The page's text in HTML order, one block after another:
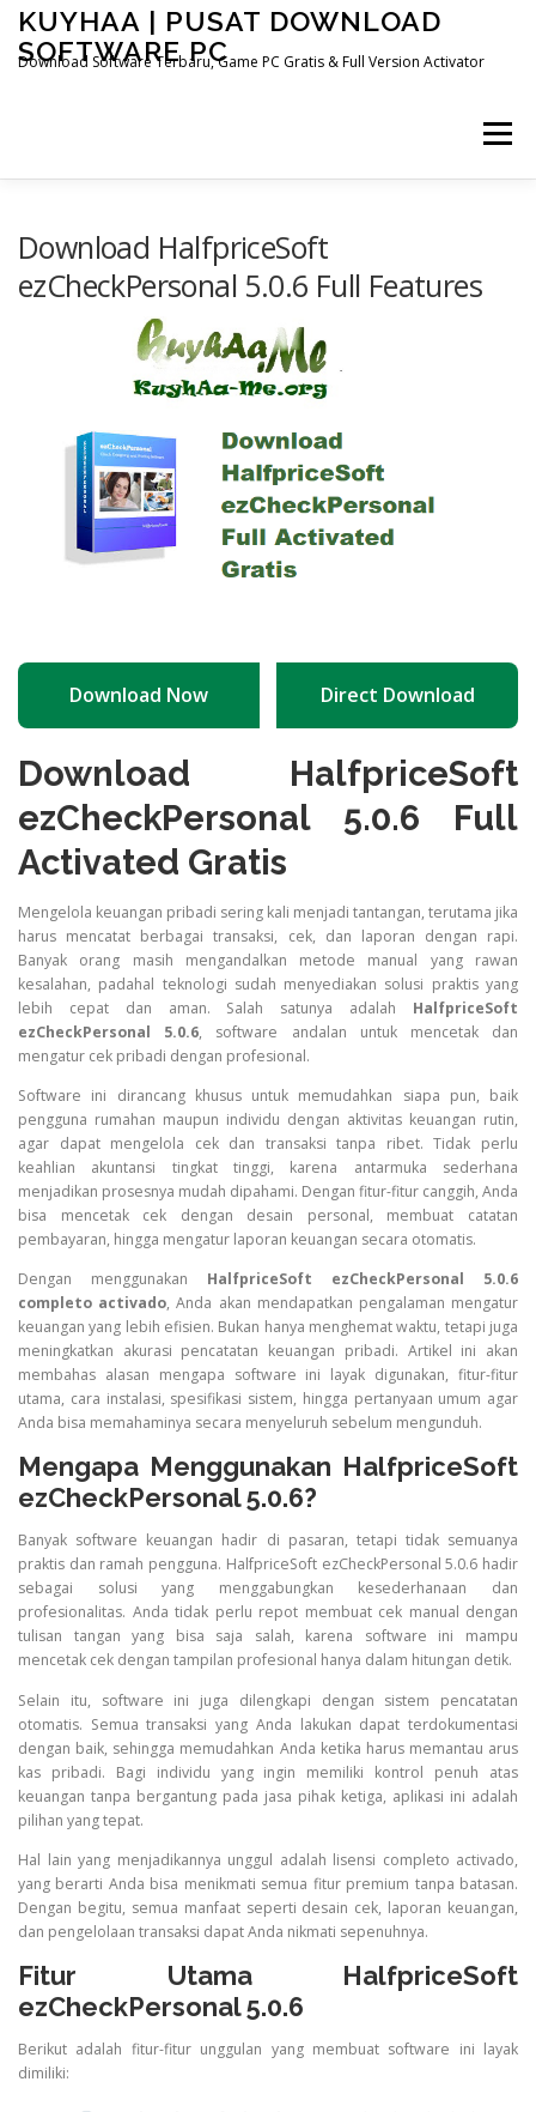
Skip
content
KUYHAA | PUSAT DOWNLOAD
SOFTWARE PC
Download Software Terbaru, Game PC Gratis & Full Version Activator
Menu
OTHER PAGES
Download HalfpriceSoft
ezCheckPersonal 5.0.6 Full Features
Download Now Direct Download
Download HalfpriceSoft
ezCheckPersonal 5.0.6 Full
Activated Gratis
Mengelola keuangan pribadi sering kali menjadi tantangan, terutama jika
harus mencatat berbagai transaksi, cek, dan laporan dengan rapi.
Banyak orang masih mengandalkan metode manual yang rawan
kesalahan, padahal teknologi sudah menyediakan solusi praktis yang
lebih cepat dan aman. Salah satunya adalah HalfpriceSoft
ezCheckPersonal 5.0.6, software andalan untuk mencetak dan
mengatur cek pribadi dengan profesional.
Software ini dirancang khusus untuk memudahkan siapa pun, baik
pengguna rumahan maupun individu dengan aktivitas keuangan rutin,
agar dapat mengelola cek dan transaksi tanpa ribet. Tidak perlu
keahlian akuntansi tingkat tinggi, karena antarmuka sederhana
menjadikan prosesnya mudah dipahami. Dengan fitur-fitur canggih, Anda
bisa mencetak cek dengan desain personal, membuat catatan
pembayaran, hingga mengatur laporan keuangan secara otomatis.
Dengan menggunakan HalfpriceSoft ezCheckPersonal 5.0.6
completo activado, Anda akan mendapatkan pengalaman mengatur
keuangan yang lebih efisien. Bukan hanya menghemat waktu, tetapi juga
meningkatkan akurasi pencatatan keuangan pribadi. Artikel ini akan
membahas alasan mengapa software ini layak digunakan, fitur-fitur
utama, cara instalasi, spesifikasi sistem, hingga pertanyaan umum agar
Anda bisa memahaminya secara menyeluruh sebelum mengunduh.
Mengapa Menggunakan HalfpriceSoft
ezCheckPersonal 5.0.6?
Banyak software keuangan hadir di pasaran, tetapi tidak semuanya
praktis dan ramah pengguna. HalfpriceSoft ezCheckPersonal 5.0.6 hadir
sebagai solusi yang menggabungkan kesederhanaan dan
profesionalitas. Anda tidak perlu repot membuat cek manual dengan
tulisan tangan yang bisa saja salah, karena software ini mampu
mencetak cek dengan tampilan profesional hanya dalam hitungan detik.
Selain itu, software ini juga dilengkapi dengan sistem pencatatan
otomatis. Semua transaksi yang Anda lakukan dapat terdokumentasi
dengan baik, sehingga memudahkan Anda ketika harus memantau arus
kas pribadi. Bagi individu yang ingin memiliki kontrol penuh atas
keuangan tanpa bergantung pada jasa pihak ketiga, aplikasi ini adalah
pilihan yang tepat.
Hal lain yang menjadikannya unggul adalah lisensi completo activado,
yang berarti Anda bisa menikmati semua fitur premium tanpa batasan.
Dengan begitu, semua manfaat seperti desain cek, laporan keuangan,
dan pengelolaan transaksi dapat Anda nikmati sepenuhnya.
Fitur Utama HalfpriceSoft
ezCheckPersonal 5.0.6
Berikut adalah fitur-fitur unggulan yang membuat software ini layak
dimiliki: